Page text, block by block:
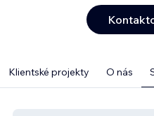
Klientské projekty O nás